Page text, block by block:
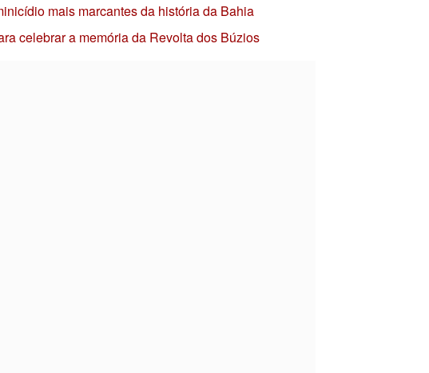
mais marcantes da história da Bahia
celebrar a memória da Revolta dos Búzios